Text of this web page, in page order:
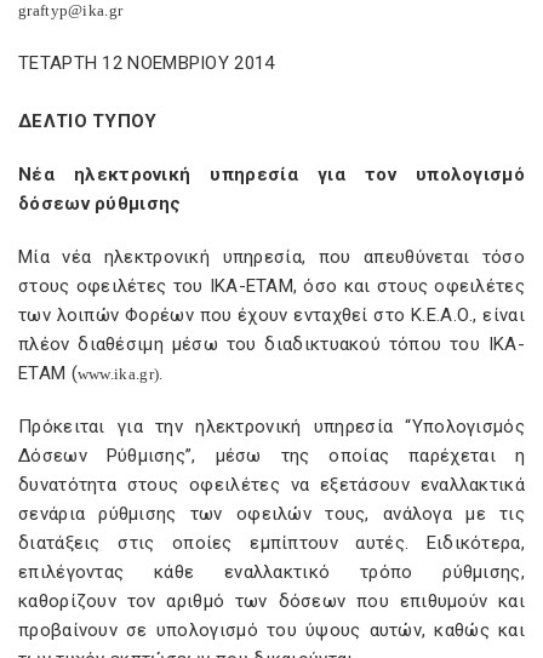
graftyp@ika.gr
ΤΕΤΑΡΤΗ 12 ΝΟΕΜΒΡΙΟΥ 2014
ΔΕΛΤΙΟ ΤΥΠΟΥ
Νέα ηλεκτρονική υπηρεσία για τον υπολογισμό
δόσεων ρύθμισης
Μία νέα ηλεκτρονική υπηρεσία, που απευθύνεται τόσο
στους οφειλέτες του ΙΚΑ-ΕΤΑΜ, όσο και στους οφειλέτες
των λοιπών Φορέων που έχουν ενταχθεί στο Κ.Ε.Α.Ο., είναι
πλέον διαθέσιμη μέσω του διαδικτυακού τόπου του ΙΚΑ-
ΕΤΑΜ (www.ika.gr).
Πρόκειται για την ηλεκτρονική υπηρεσία “Υπολογισμός
Δόσεων Ρύθμισης”, μέσω της οποίας παρέχεται η
δυνατότητα στους οφειλέτες να εξετάσουν εναλλακτικά
σενάρια ρύθμισης των οφειλών τους, ανάλογα με τις
διατάξεις στις οποίες εμπίπτουν αυτές. Ειδικότερα,
επιλέγοντας κάθε εναλλακτικό τρόπο ρύθμισης,
καθορίζουν τον αριθμό των δόσεων που επιθυμούν και
προβαίνουν σε υπολογισμό του ύψους αυτών, καθώς και